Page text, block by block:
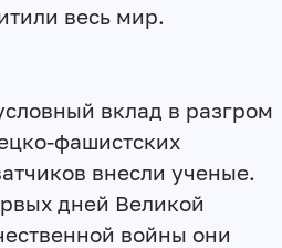
весь мир.
вклад в разгром
фашистских
внесли ученые.
дней Великой
войны они